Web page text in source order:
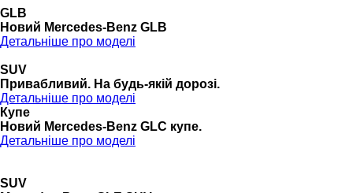
GLB
Новий Mercedes-Benz GLB
Детальніше про моделі
SUV
Привабливий. На будь-якій дорозі.
Детальніше про моделі
Купе
Новий Mercedes-Benz GLС купе.
Детальніше про моделі
SUV